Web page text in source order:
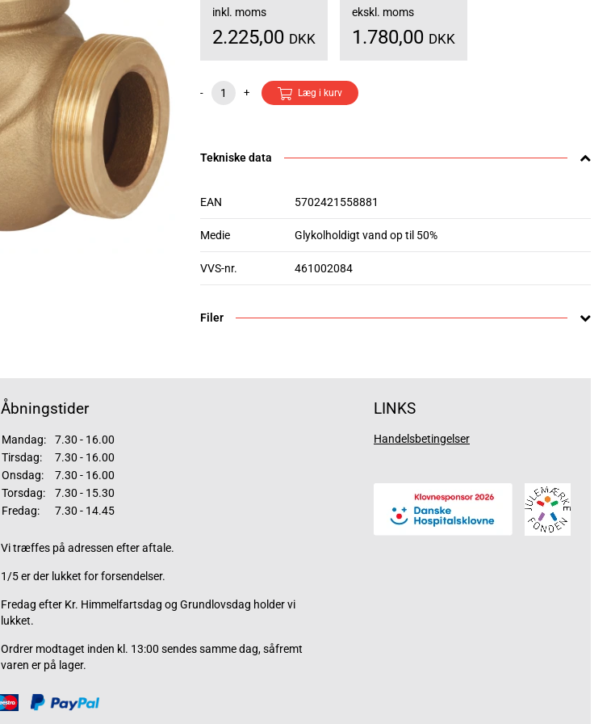
inkl. moms
2.225,00 DKK
ekskl. moms
1.780,00 DKK
- + Læg i kurv
Tekniske data
EAN 5702421558881
Medie Glykolholdigt vand op til 50%
VVS-nr. 461002084
Filer
Åbningstider
Mandag:
7.30 - 16.00
Tirsdag:
7.30 - 16.00
Onsdag:
7.30 - 16.00
Torsdag:
7.30 - 15.30
Fredag:
7.30 - 14.45
Vi træffes på adressen efter aftale.
1/5 er der lukket for forsendelser.
Fredag efter Kr. Himmelfartsdag og Grundlovsdag holder vi
lukket.
Ordrer modtaget inden kl. 13:00 sendes samme dag, såfremt
varen er på lager.
LINKS
Handelsbetingelser